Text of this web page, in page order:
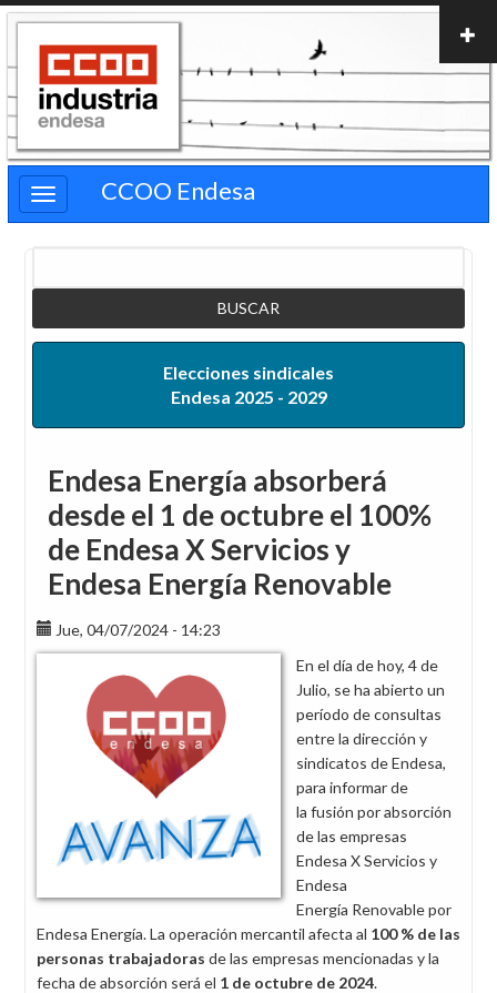
Pasar
contenido
principal
CCOO Endesa
Elecciones sindicales
Endesa 2025 - 2029
Endesa Energía absorberá
desde el 1 de octubre el 100%
de Endesa X Servicios y
Endesa Energía Renovable
Jue, 04/07/2024 - 14:23
En el día de hoy, 4 de
Julio, se ha abierto un
período de consultas
entre la dirección y
sindicatos de Endesa,
para informar de
la fusión por absorción
de las empresas
Endesa X Servicios y
Endesa
Energía Renovable por
Endesa Energía. La operación mercantil afecta al 100 % de las
personas trabajadoras de las empresas mencionadas y la
fecha de absorción será el 1 de octubre de 2024.